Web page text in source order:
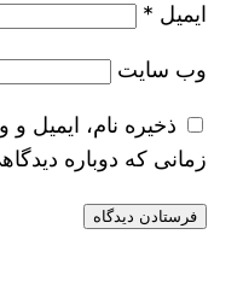
ایمیل *
وب‌ سایت
ذخیره نام، ایمیل
زمانی که دوباره